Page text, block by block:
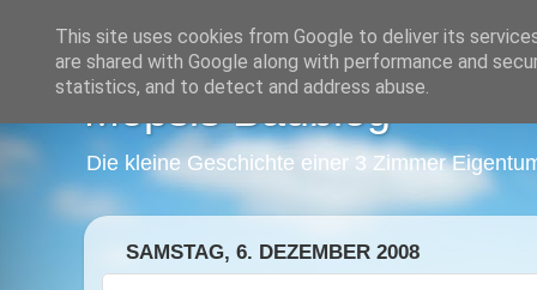
Mopsis Baublog
Die kleine Geschichte einer 3 Zimmer
SAMSTAG, 6. DEZEMBER 2008
This site uses cookies from Google to deliver its
are shared with Google along with performance and
statistics, and to detect and address abuse.